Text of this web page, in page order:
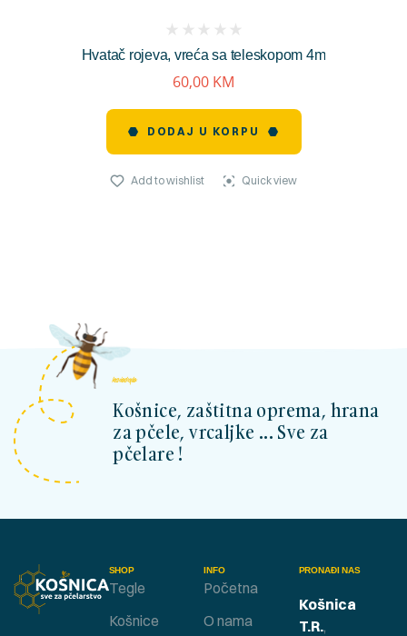
Hvatač rojeva, vreća sa teleskopom 4m
reviews)
60,00 KM
DODAJ U KORPU
Add to wishlist Quick view
kosnicashop.ba
Košnice, zaštitna oprema, hrana
za pčele, vrcaljke ... Sve za
pčelare !
SHOP
Tegle
Košnice
INFO
Početna
O nama
PRONAĐI NAS
Košnica
T.R.,